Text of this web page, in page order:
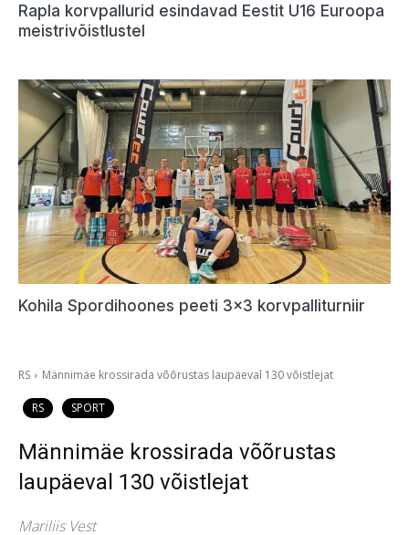
Rapla korvpallurid esindavad Eestit U16 Euroopa
meistrivõistlustel
Kohila Spordihoones peeti 3×3 korvpalliturniir